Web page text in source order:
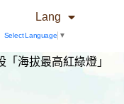
Lang
Select Language ▼
「海拔最高紅綠燈」